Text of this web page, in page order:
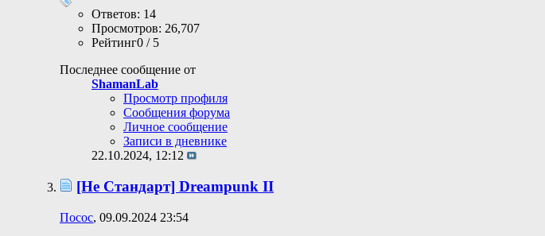
Ответов: 14
Просмотров: 26,707
Рейтинг0 / 5
Последнее сообщение от
ShamanLab
Просмотр профиля
Сообщения форума
Личное сообщение
Записи в дневнике
22.10.2024, 12:12
[Не Стандарт] Dreampunk II
Посос, 09.09.2024 23:54